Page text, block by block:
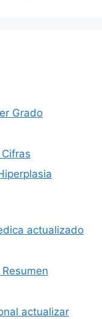
Grado
actualizado
actualizar